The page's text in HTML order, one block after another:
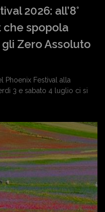
2026: all’8°
spopola
Zero Assoluto
Phoenix Festival alla
3 e sabato 4 luglio ci si